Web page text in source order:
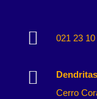
 021 23

Cerro